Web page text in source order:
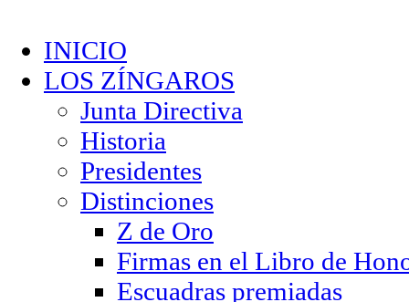
INICIO
LOS ZÍNGAROS
Junta Directiva
Historia
Presidentes
Distinciones
Z de Oro
Firmas en el Libro de
Escuadras premiadas